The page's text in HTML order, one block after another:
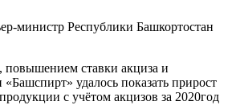
министр Республики Башкортостан
повышением ставки акциза и
удалось показать прирост
с учётом акцизов за 2020год